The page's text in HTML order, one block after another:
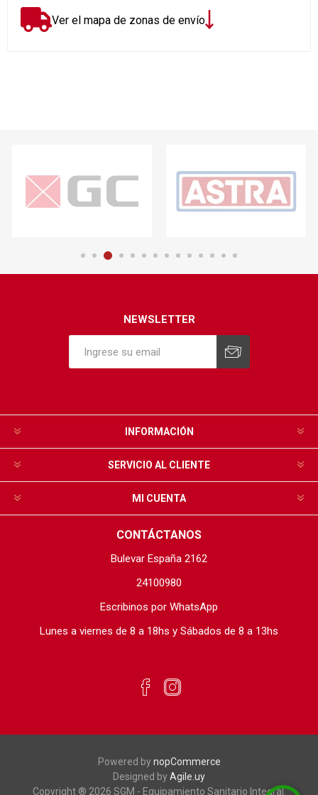
Ver el mapa de zonas de envío
NEWSLETTER
INFORMACIÓN
SERVICIO AL CLIENTE
MI CUENTA
CONTÁCTANOS
Bulevar España 2162
24100980
Escribinos por WhatsApp
Lunes a viernes de 8 a 18hs y Sábados de 8 a 13hs
Powered bynopCommerce
Designed byAgile.uy
Copyright ® 2026 SGM - Equipamiento Sanitario Integral.